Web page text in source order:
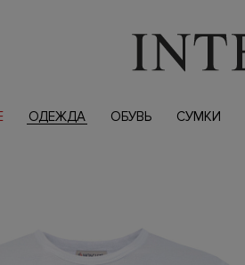
ОДЕЖДА ОБУВЬ СУМКИ